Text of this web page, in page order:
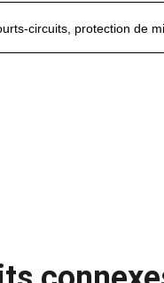
circuits, protection de